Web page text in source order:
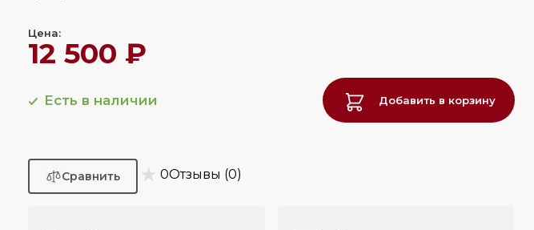
Цена:
12 500 ₽
Есть в наличии Добавить в корзину
★ 0Отзывы (0)